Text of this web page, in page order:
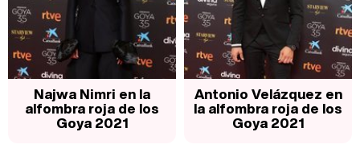
Najwa Nimri en la
alfombra roja de los
Goya 2021
Antonio Velázquez en
la alfombra roja de los
Goya 2021